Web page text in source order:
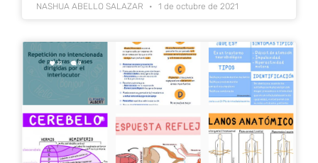
NASHUA ABELLO SALAZAR 1 de octubre de 2021